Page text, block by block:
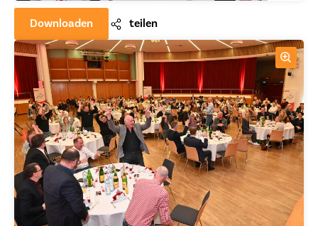
Downloaden teilen